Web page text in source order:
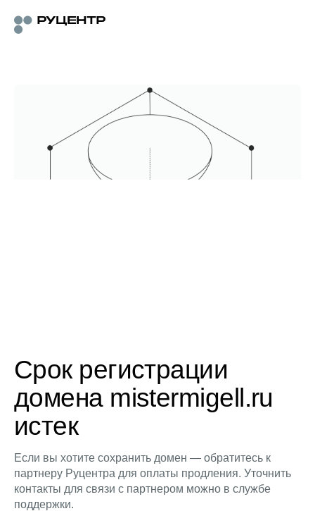
Срок регистрации
домена mistermigell.ru
истек
Если вы хотите сохранить домен — обратитесь к
партнеру Руцентра для оплаты продления. Уточнить
контакты для связи с партнером можно в службе
поддержки.